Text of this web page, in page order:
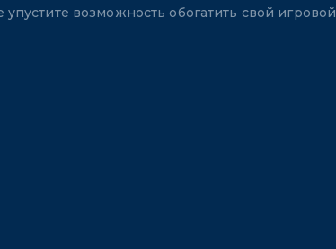
возможность обогатить свой игровой